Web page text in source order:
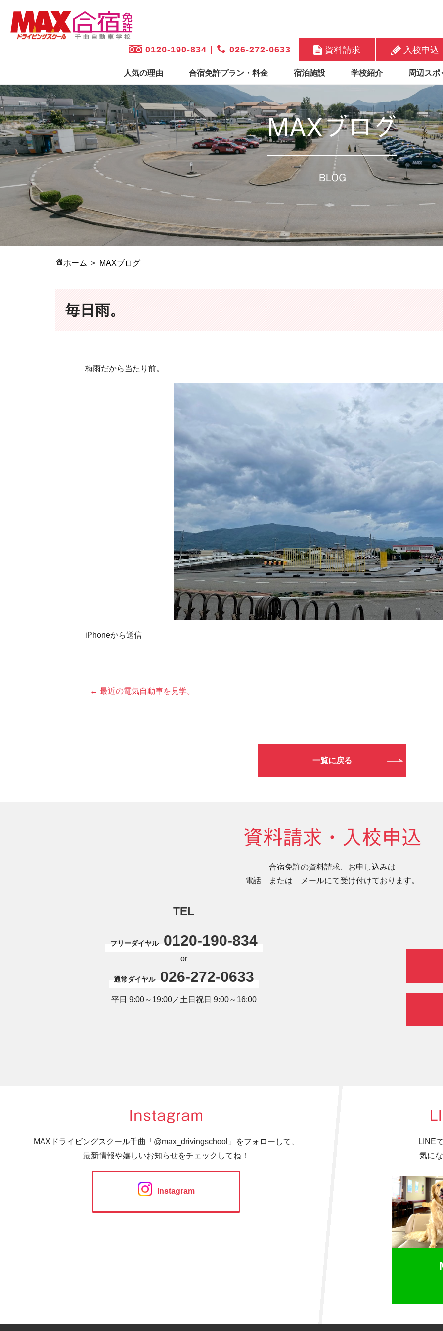
0120-190-834 026-272-0633 資料請求 入校申込
人気の理由 合宿免許プラン・料金 宿泊施設 学校紹介 周辺スポ
MAXブログ
BLOG
ホーム MAXブログ
毎日雨。
梅雨だから当たり前。
iPhoneから送信
← 最近の電気自動車を見学。
一覧に戻る
資料請求・入校申込
合宿免許の資料請求、お申し込みは
電話 または メールにて受け付けております。
TEL
フリーダイヤル 0120-190-834
or
通常ダイヤル 026-272-0633
平日 9:00～19:00／土日祝日 9:00～16:00
Instagram
MAXドライビングスクール千曲「@max_drivingschool」をフォローして、
最新情報や嬉しいお知らせをチェックしてね！
Instagram
LINE
気に